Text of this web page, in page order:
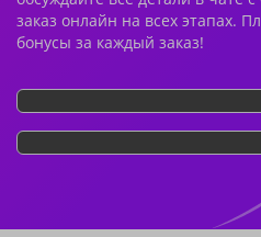
заказ онлайн на всех этапах.
бонусы за каждый заказ!